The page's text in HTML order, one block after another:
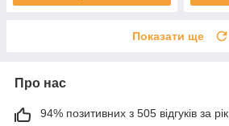
Показати ще
Про нас
94% позитивних з 505 відгуків за рік